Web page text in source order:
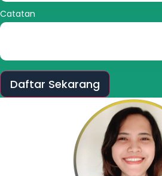
Catatan
Daftar Sekarang